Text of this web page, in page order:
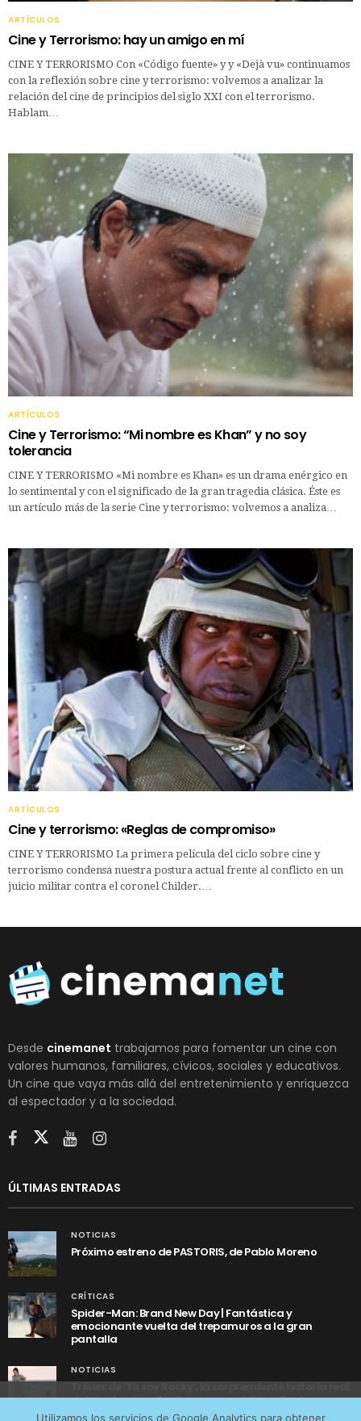
ARTÍCULOS
Cine y Terrorismo: hay un amigo en mí
CINE Y TERRORISMO Con «Código fuente» y y «Dejà vu» continuamos
con la reflexión sobre cine y terrorismo: volvemos a analizar la
relación del cine de principios del siglo XXI con el terrorismo.
Hablam…
ARTÍCULOS
Cine y Terrorismo: “Mi nombre es Khan” y no soy
tolerancia
CINE Y TERRORISMO «Mi nombre es Khan» es un drama enérgico en
lo sentimental y con el significado de la gran tragedia clásica. Éste es
un artículo más de la serie Cine y terrorismo: volvemos a analiza…
ARTÍCULOS
Cine y terrorismo: «Reglas de compromiso»
CINE Y TERRORISMO La primera película del ciclo sobre cine y
terrorismo condensa nuestra postura actual frente al conflicto en un
juicio militar contra el coronel Childer.…
Desde cinemanet trabajamos para fomentar un cine con
valores humanos, familiares, cívicos, sociales y educativos.
Un cine que vaya más allá del entretenimiento y enriquezca
al espectador y a la sociedad.
ÚLTIMAS ENTRADAS
NOTICIAS
Próximo estreno de PASTORIS, de Pablo Moreno
CRÍTICAS
Spider-Man: Brand New Day | Fantástica y
emocionante vuelta del trepamuros a la gran
pantalla
NOTICIAS
Tráiler de ‘Yo soy Rocky’, la sorprendente historia real
detrás de cómo Stallone se convirtió en Rocky
Utilizamos los servicios de Google Analytics para obtener